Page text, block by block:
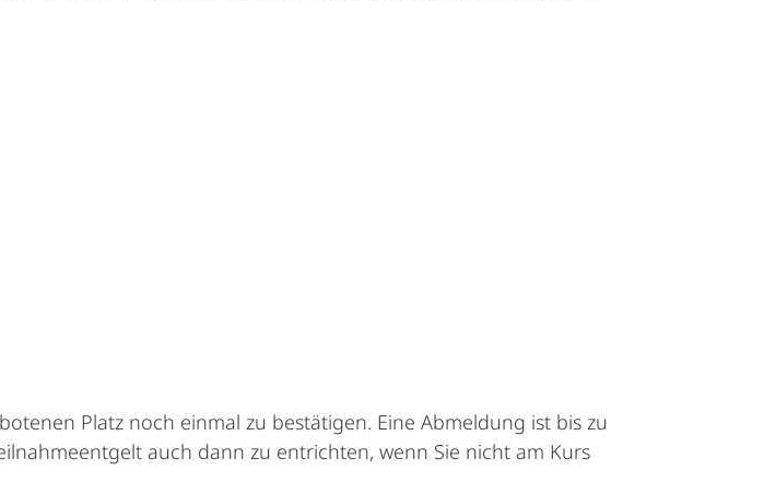
Platz noch einmal zu bestätigen. Eine Abmeldung ist bis zu
auch dann zu entrichten, wenn Sie nicht am Kurs